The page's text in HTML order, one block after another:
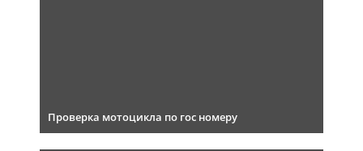
Проверка мотоцикла по гос номеру